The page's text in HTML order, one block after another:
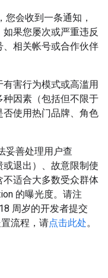
会收到一条通知，
果您屡次或严重违反
相关帐号或合作伙伴
害行为模式或高滥用
因素（包括但不限于
使用热门品牌、角色
妥善处理用户查
退出）、故意限制使
适合大多数受众群体
的曝光度。请注
周岁的开发者提交
流程，请点击此处。